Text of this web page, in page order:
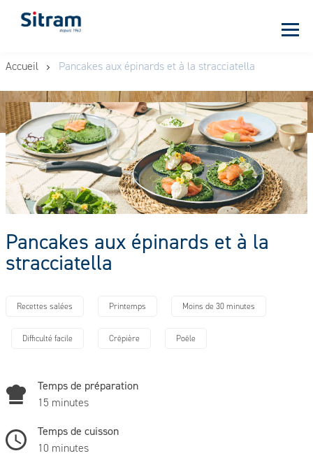
au
principal
Accueil Pancakes aux épinards et à la stracciatella
Pancakes aux épinards et à la
stracciatella
Recettes salées Printemps Moins de 30 minutes
Difficulté facile Crêpière Poêle
Temps de préparation
15 minutes
Temps de cuisson
10 minutes